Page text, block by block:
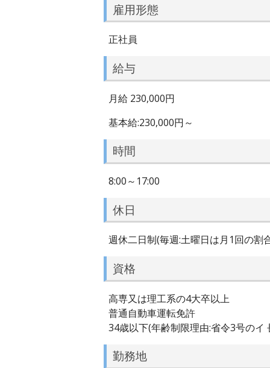
雇用形態
正社員
給与
月給 230,000円
基本給:230,000円～
時間
8:00～17:00
休日
週休二日制(毎週:土曜日は月1回の割
資格
高専又は理工系の4大卒以上
普通自動車運転免許
34歳以下(年齢制限理由:省令3号の
勤務地